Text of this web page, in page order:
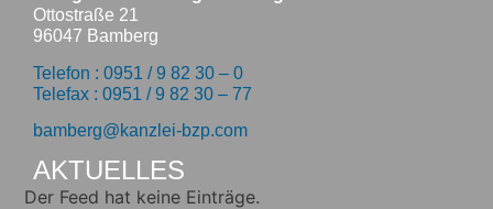
Ottostraße 21
96047 Bamberg
Telefon : 0951 / 9 82 30 – 0
Telefax : 0951 / 9 82 30 – 77
bamberg@kanzlei-bzp.com
AKTUELLES
Der Feed hat keine Einträge.